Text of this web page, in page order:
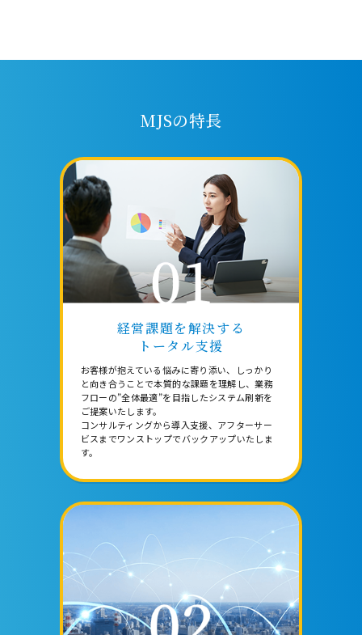
MJSの特長
経営課題を解決する
トータル支援
お客様が抱えている悩みに寄り添い、しっかり
と向き合うことで本質的な課題を理解し、業務
フローの”全体最適”を目指したシステム刷新を
ご提案いたします。
コンサルティングから導入支援、アフターサー
ビスまでワンストップでバックアップいたしま
す。